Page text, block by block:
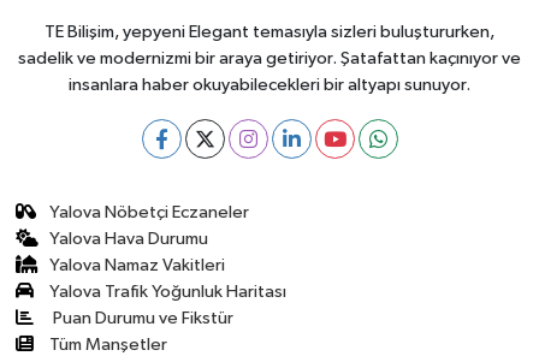
TE Bilişim, yepyeni Elegant temasıyla sizleri buluştururken,
sadelik ve modernizmi bir araya getiriyor. Şatafattan kaçınıyor ve
insanlara haber okuyabilecekleri bir altyapı sunuyor.
Yalova Nöbetçi Eczaneler
Yalova Hava Durumu
Yalova Namaz Vakitleri
Yalova Trafik Yoğunluk Haritası
Puan Durumu ve Fikstür
Tüm Manşetler